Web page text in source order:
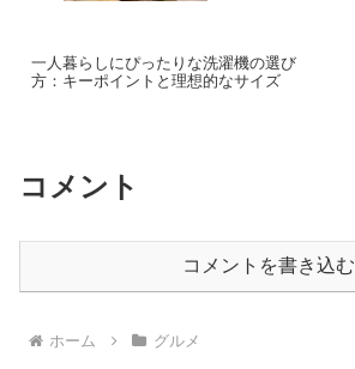
一人暮らしにぴったりな洗濯機の選び
方：キーポイントと理想的なサイズ
コメント
コメントを書き込む
ホーム グルメ